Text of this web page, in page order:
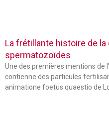
La frétillante histoire de
spermatozoïdes
Une des premières mentions de
contienne des particules
animatione foetus quaestio de